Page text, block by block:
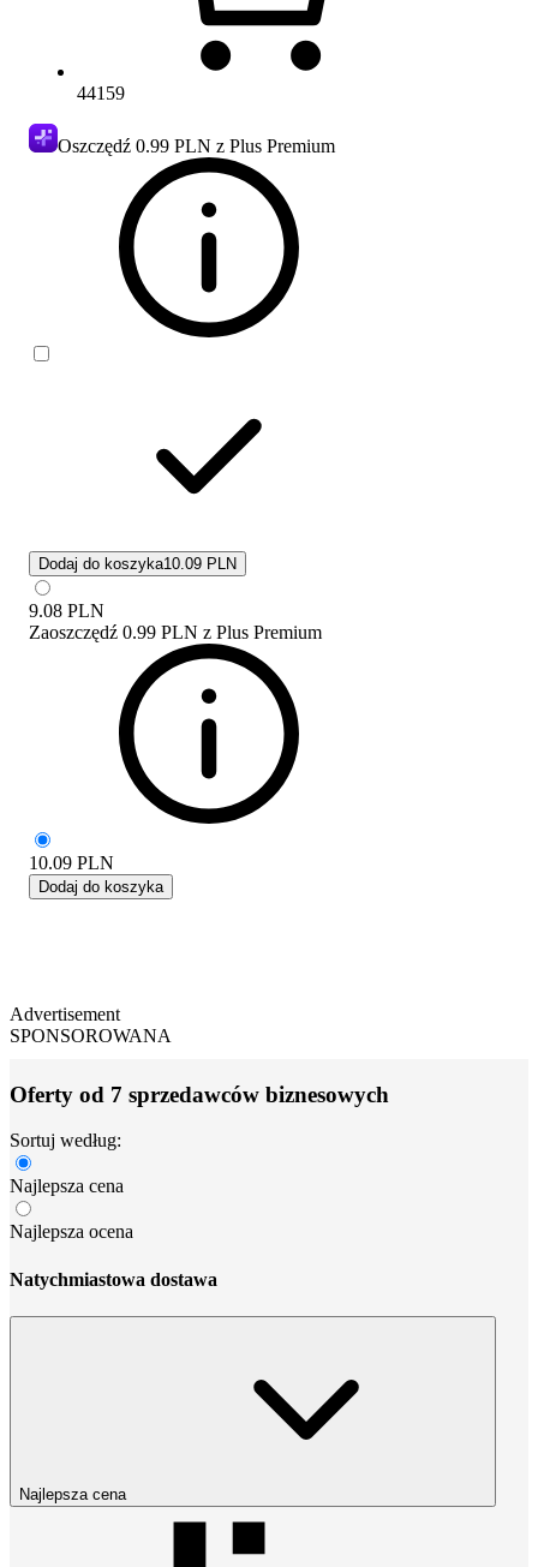
44159
Oszczędź 0.99 PLN z Plus Premium
Dodaj do koszyka10.09 PLN
9.08 PLN
Zaoszczędź 0.99 PLN z Plus Premium
10.09 PLN
Dodaj do koszyka
Advertisement
SPONSOROWANA
Oferty od 7 sprzedawców biznesowych
Sortuj według:
Najlepsza cena
Najlepsza ocena
Natychmiastowa dostawa
Najlepsza cena